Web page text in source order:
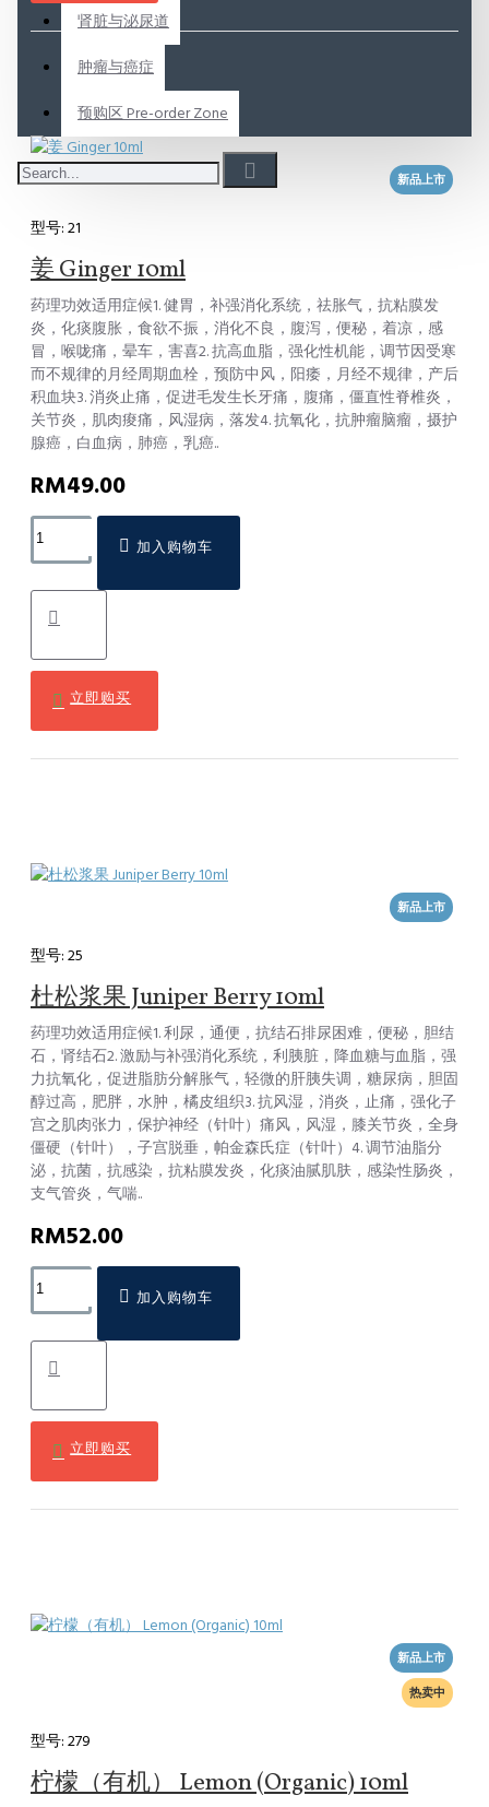
肾脏与泌尿道
肿瘤与癌症
预购区 Pre-order Zone
新品上市
型号: 21
姜 Ginger 10ml
药理功效适用症候1. 健胃，补强消化系统，祛胀气，抗粘膜发
炎，化痰腹胀，食欲不振，消化不良，腹泻，便秘，着凉，感
冒，喉咙痛，晕车，害喜2. 抗高血脂，强化性机能，调节因受寒
而不规律的月经周期血栓，预防中风，阳痿，月经不规律，产后
积血块3. 消炎止痛，促进毛发生长牙痛，腹痛，僵直性脊椎炎，
关节炎，肌肉痠痛，风湿病，落发4. 抗氧化，抗肿瘤脑瘤，摄护
腺癌，白血病，肺癌，乳癌..
RM49.00
加入购物车
立即购买
新品上市
型号: 25
杜松浆果 Juniper Berry 10ml
药理功效适用症候1. 利尿，通便，抗结石排尿困难，便秘，胆结
石，肾结石2. 激励与补强消化系统，利胰脏，降血糖与血脂，强
力抗氧化，促进脂肪分解胀气，轻微的肝胰失调，糖尿病，胆固
醇过高，肥胖，水肿，橘皮组织3. 抗风湿，消炎，止痛，强化子
宫之肌肉张力，保护神经（针叶）痛风，风湿，膝关节炎，全身
僵硬（针叶），子宫脱垂，帕金森氏症（针叶）4. 调节油脂分
泌，抗菌，抗感染，抗粘膜发炎，化痰油腻肌肤，感染性肠炎，
支气管炎，气喘..
RM52.00
加入购物车
立即购买
新品上市
热卖中
型号: 279
柠檬（有机） Lemon (Organic) 10ml